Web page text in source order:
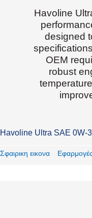
Havoline
designed
OEM
robust
Havoline Ultra SAE 0W-
Σφαιρικη εικονα Εφαρμογές